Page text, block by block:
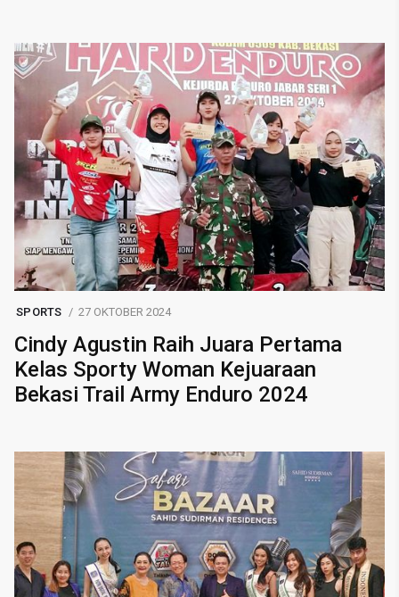
SPORTS 27 OKTOBER 2024
Cindy Agustin Raih Juara Pertama
Kelas Sporty Woman Kejuaraan
Bekasi Trail Army Enduro 2024